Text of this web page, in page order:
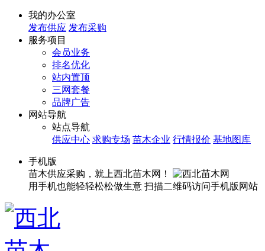
我的办公室
发布供应 发布采购
服务项目
会员业务
排名优化
站内置顶
三网套餐
品牌广告
网站导航
站点导航
供应中心 求购专场 苗木企业 行情报价 基地图库
手机版
苗木供应采购，就上西北苗木网！
用手机也能轻轻松松做生意 扫描二维码访问手机版网站